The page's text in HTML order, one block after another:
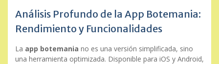
Análisis Profundo de la App Botemania:
Rendimiento y Funcionalidades
La app botemania no es una versión simplificada, sino
una herramienta optimizada. Disponible para iOS y Android,